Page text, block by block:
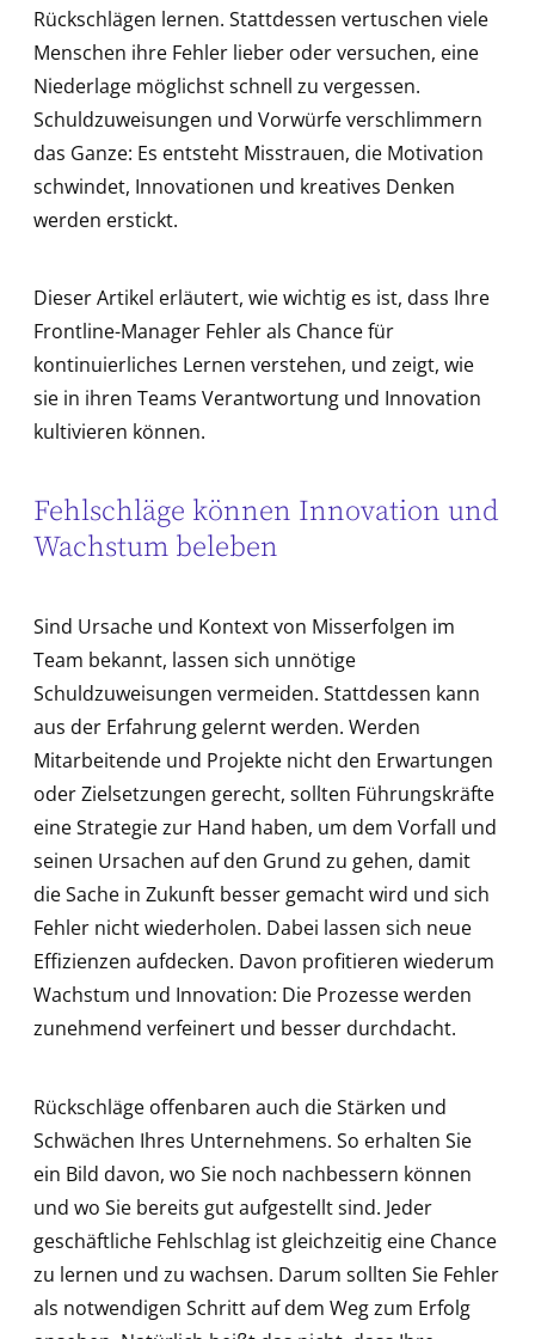
Rückschlägen lernen. Stattdessen vertuschen viele
Menschen ihre Fehler lieber oder versuchen, eine
Niederlage möglichst schnell zu vergessen.
Schuldzuweisungen und Vorwürfe verschlimmern
das Ganze: Es entsteht Misstrauen, die Motivation
schwindet, Innovationen und kreatives Denken
werden erstickt.
Dieser Artikel erläutert, wie wichtig es ist, dass Ihre
Frontline-Manager Fehler als Chance für
kontinuierliches Lernen verstehen, und zeigt, wie
sie in ihren Teams Verantwortung und Innovation
kultivieren können.
Fehlschläge können Innovation und
Wachstum beleben
Sind Ursache und Kontext von Misserfolgen im
Team bekannt, lassen sich unnötige
Schuldzuweisungen vermeiden. Stattdessen kann
aus der Erfahrung gelernt werden. Werden
Mitarbeitende und Projekte nicht den Erwartungen
oder Zielsetzungen gerecht, sollten Führungskräfte
eine Strategie zur Hand haben, um dem Vorfall und
seinen Ursachen auf den Grund zu gehen, damit
die Sache in Zukunft besser gemacht wird und sich
Fehler nicht wiederholen. Dabei lassen sich neue
Effizienzen aufdecken. Davon profitieren wiederum
Wachstum und Innovation: Die Prozesse werden
zunehmend verfeinert und besser durchdacht.
Rückschläge offenbaren auch die Stärken und
Schwächen Ihres Unternehmens. So erhalten Sie
ein Bild davon, wo Sie noch nachbessern können
und wo Sie bereits gut aufgestellt sind. Jeder
geschäftliche Fehlschlag ist gleichzeitig eine Chance
zu lernen und zu wachsen. Darum sollten Sie Fehler
als notwendigen Schritt auf dem Weg zum Erfolg